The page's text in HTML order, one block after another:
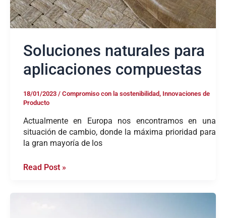
Soluciones naturales para
aplicaciones compuestas
18/01/2023 / Compromiso con la sostenibilidad, Innovaciones de
Producto
Actualmente en Europa nos encontramos en una
situación de cambio, donde la máxima prioridad para
la gran mayoría de los
Read Post »